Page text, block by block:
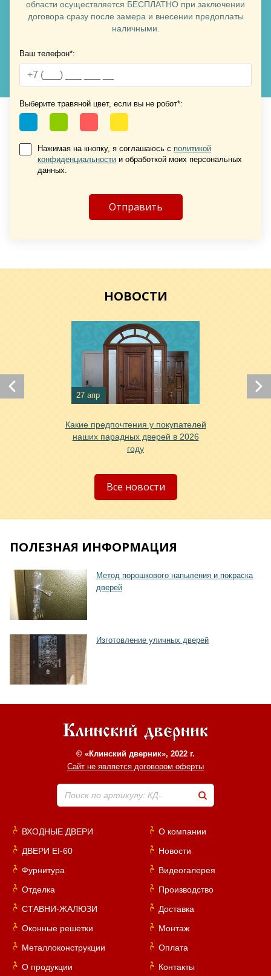
Хочу такую
Хочу такую
Хочу такую
области осуществляется БЕСПЛАТНО при заключении
договора сразу после замера и внесении предоплаты
наличными.
Ваш телефон*:
Выберите травяной цвет, если вы не робот*:
Нажимая на кнопку, я соглашаюсь с политикой
конфиденциальности и обработкой моих персональных
данных.
НОВОСТИ
27 апр
Какие предпочтения у покупателей
наших парадных дверей в 2026
году
Все новости
ПОЛЕЗНАЯ ИНФОРМАЦИЯ
Метод порошкового напыления и покраска
дверей
Изготовление уличных дверей
© «Клинский дверник», 2022 г.
Сайт не является договором оферты
Поиск по артикулу: КД-
ВХОДНЫЕ ДВЕРИ
ДВЕРИ EI-60
Фурнитура
Отделка
СТАВНИ-ЖАЛЮЗИ
Оконные решетки
Металлоконструкции
О продукции
О компании
Новости
Видеогалерея
Производство
Доставка
Монтаж
Оплата
Контакты